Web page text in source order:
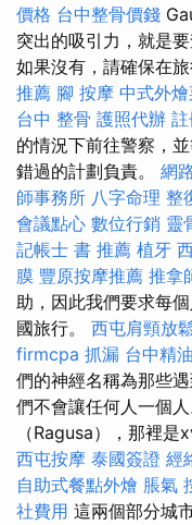
價格 台中整骨價錢
突出的吸引力，就是
如果沒有，請確保在
推薦 腳 按摩 中式外
台中 整骨 護照代辦
的情況下前往警察，
錯過的計劃負責。 網
師事務所 八字命理 整
會議點心 數位行銷 靈
記帳士 書 推薦 植牙
膜 豐原按摩推薦 推拿
助，因此我們要求每
國旅行。 西屯肩頸放
firmcpa 抓漏 台中精
們的神經名稱為那些
們不會讓任何人一個
（Ragusa），那裡是
西屯按摩 泰國簽證 經
自助式餐點外燴 脹氣
社費用 這兩個部分城